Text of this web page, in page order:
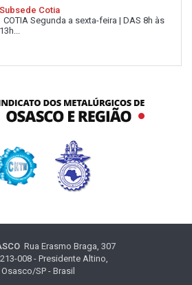
Subsede Cotia
COTIA Segunda a sexta-feira | DAS 8h às
13h...
Rua Erasmo Braga, 307
008 - Presidente Altino,
Osasco/SP - Brasil